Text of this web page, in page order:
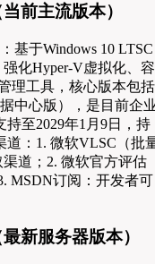
前主流版本）
基于Windows 10 LTSC
化Hyper-V虚拟化、容
理工具，核心版本包括
据中心版），是目前企
至2029年1月9日，持
道：1. 微软VLSC（批
道；2. 微软官方评估
MSDN订阅：开发者可
新服务器版本）